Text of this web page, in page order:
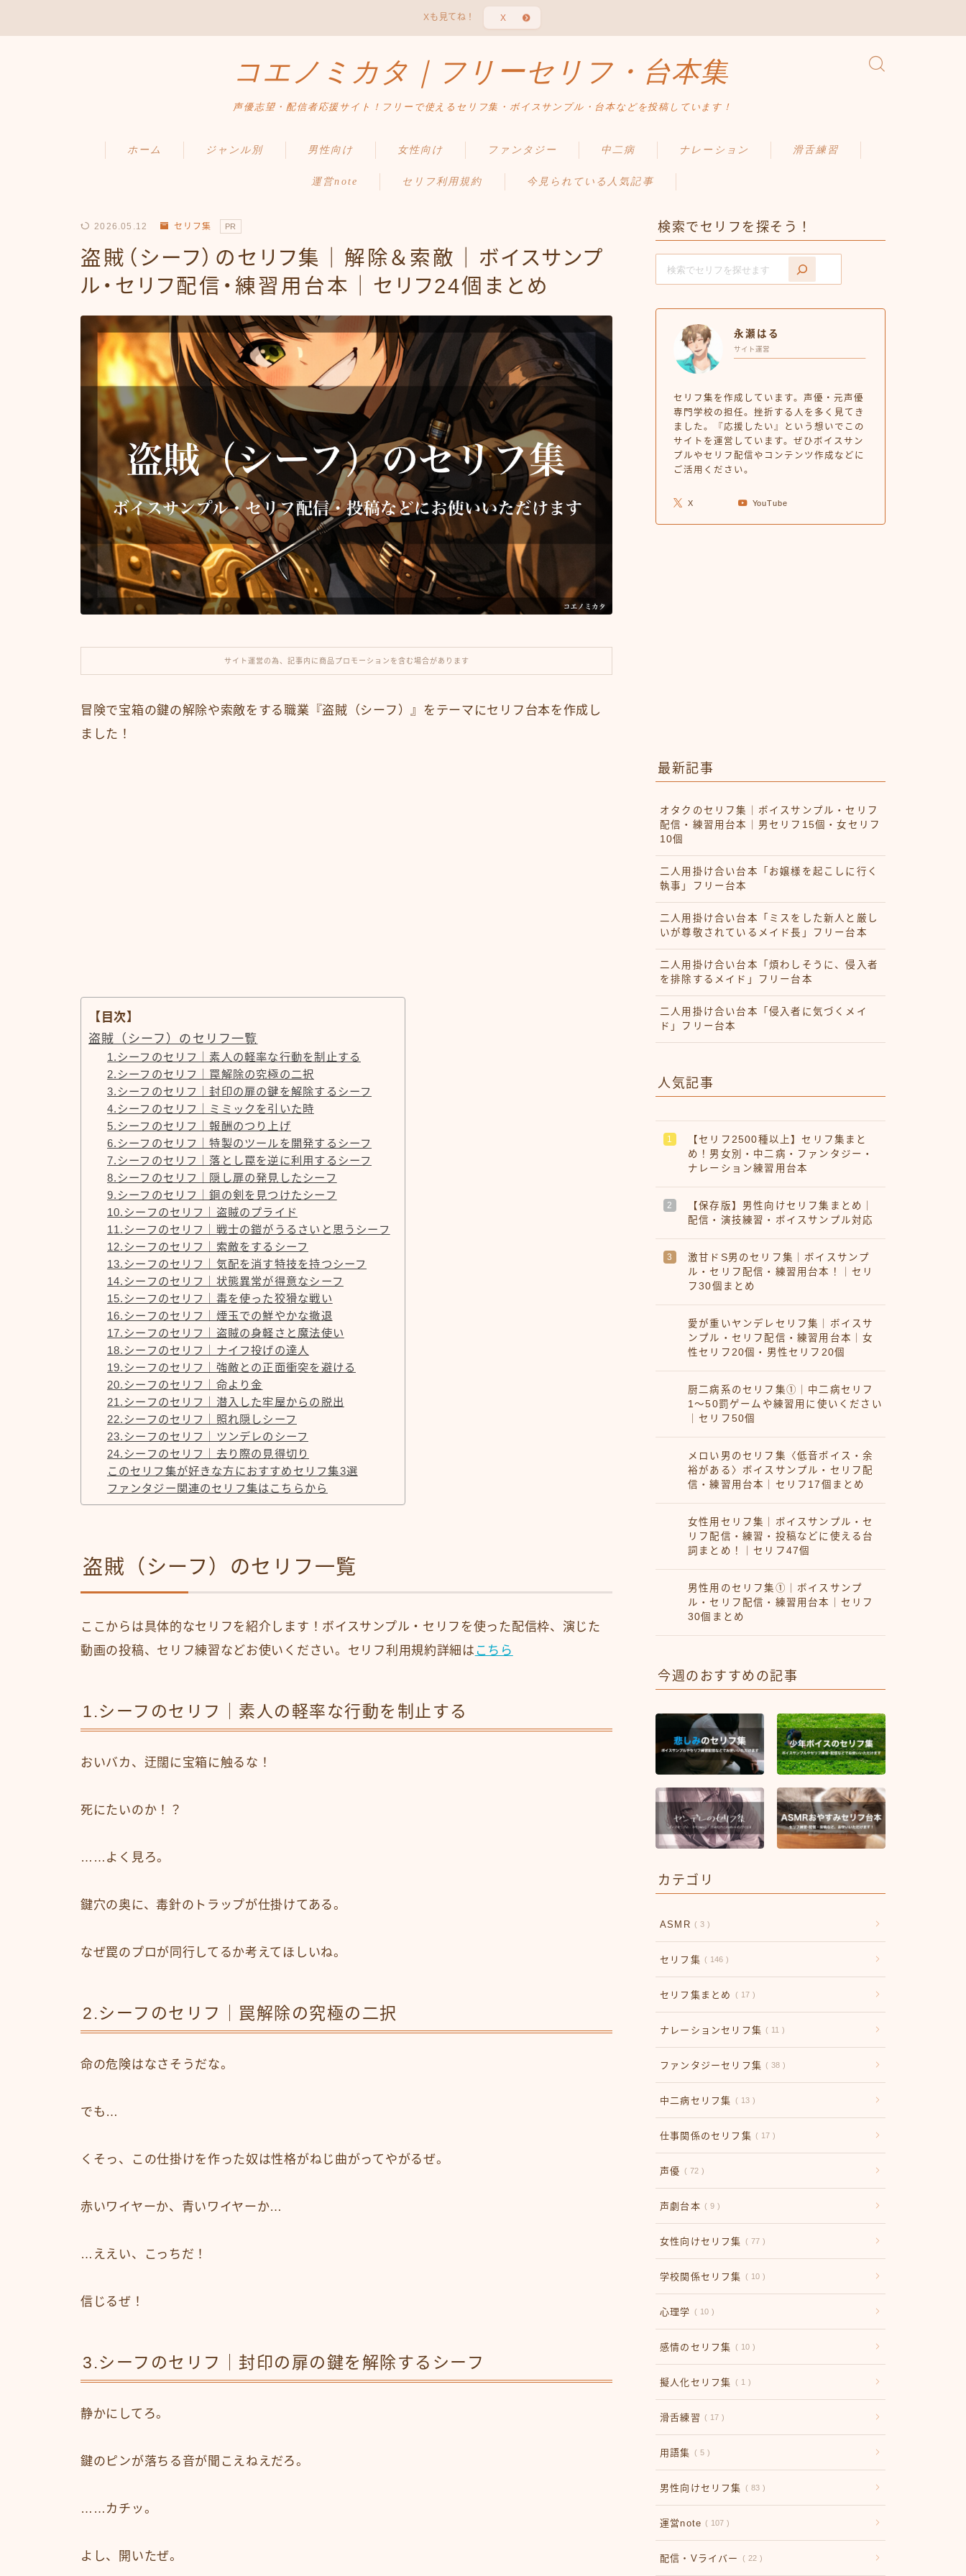
Xも見てね！ X
コエノミカタ｜フリーセリフ・台本集
声優志望・配信者応援サイト！フリーで使えるセリフ集・ボイスサンプル・台本などを投稿しています！
ホーム ジャンル別 男性向け 女性向け ファンタジー 中二病 ナレーション 滑舌練習
運営note セリフ利用規約 今見られている人気記事
2026.05.12 セリフ集 PR
盗賊（シーフ）のセリフ集｜解除＆索敵｜ボイスサンプ
ル・セリフ配信・練習用台本｜セリフ24個まとめ
サイト運営の為、記事内に商品プロモーションを含む場合があります
冒険で宝箱の鍵の解除や索敵をする職業『盗賊（シーフ）』をテーマにセリフ台本を作成し
ました！
【目次】
盗賊（シーフ）のセリフ一覧
1.シーフのセリフ｜素人の軽率な行動を制止する
2.シーフのセリフ｜罠解除の究極の二択
3.シーフのセリフ｜封印の扉の鍵を解除するシーフ
4.シーフのセリフ｜ミミックを引いた時
5.シーフのセリフ｜報酬のつり上げ
6.シーフのセリフ｜特製のツールを開発するシーフ
7.シーフのセリフ｜落とし罠を逆に利用するシーフ
8.シーフのセリフ｜隠し扉の発見したシーフ
9.シーフのセリフ｜銅の剣を見つけたシーフ
10.シーフのセリフ｜盗賊のプライド
11.シーフのセリフ｜戦士の鎧がうるさいと思うシーフ
12.シーフのセリフ｜索敵をするシーフ
13.シーフのセリフ｜気配を消す特技を持つシーフ
14.シーフのセリフ｜状態異常が得意なシーフ
15.シーフのセリフ｜毒を使った狡猾な戦い
16.シーフのセリフ｜煙玉での鮮やかな撤退
17.シーフのセリフ｜盗賊の身軽さと魔法使い
18.シーフのセリフ｜ナイフ投げの達人
19.シーフのセリフ｜強敵との正面衝突を避ける
20.シーフのセリフ｜命より金
21.シーフのセリフ｜潜入した牢屋からの脱出
22.シーフのセリフ｜照れ隠しシーフ
23.シーフのセリフ｜ツンデレのシーフ
24.シーフのセリフ｜去り際の見得切り
このセリフ集が好きな方におすすめセリフ集3選
ファンタジー関連のセリフ集はこちらから
盗賊（シーフ）のセリフ一覧
ここからは具体的なセリフを紹介します！ボイスサンプル・セリフを使った配信枠、演じた
動画の投稿、セリフ練習などお使いください。セリフ利用規約詳細は こちら
1.シーフのセリフ｜素人の軽率な行動を制止する
おいバカ、迂闊に宝箱に触るな！
死にたいのか！？
……よく見ろ。
鍵穴の奥に、毒針のトラップが仕掛けてある。
なぜ罠のプロが同行してるか考えてほしいね。
2.シーフのセリフ｜罠解除の究極の二択
命の危険はなさそうだな。
でも…
くそっ、この仕掛けを作った奴は性格がねじ曲がってやがるぜ。
赤いワイヤーか、青いワイヤーか…
…ええい、こっちだ！
信じるぜ！
3.シーフのセリフ｜封印の扉の鍵を解除するシーフ
静かにしてろ。
鍵のピンが落ちる音が聞こえねえだろ。
……カチッ。
よし、開いたぜ。
検索でセリフを探そう！
永瀬はる
サイト運営
セリフ集を作成しています。声優・元声優
専門学校の担任。挫折する人を多く見てき
ました。『応援したい』という想いでこの
サイトを運営しています。ぜひボイスサン
プルやセリフ配信やコンテンツ作成などに
ご活用ください。
X YouTube
最新記事
オタクのセリフ集｜ボイスサンプル・セリフ
配信・練習用台本｜男セリフ15個・女セリフ
10個
二人用掛け合い台本「お嬢様を起こしに行く
執事」フリー台本
二人用掛け合い台本「ミスをした新人と厳し
いが尊敬されているメイド長」フリー台本
二人用掛け合い台本「煩わしそうに、侵入者
を排除するメイド」フリー台本
二人用掛け合い台本「侵入者に気づくメイ
ド」フリー台本
人気記事
【セリフ2500種以上】セリフ集まと
め！男女別・中二病・ファンタジー・
ナレーション練習用台本
【保存版】男性向けセリフ集まとめ｜
配信・演技練習・ボイスサンプル対応
激甘ドS男のセリフ集｜ボイスサンプ
ル・セリフ配信・練習用台本！｜セリ
フ30個まとめ
愛が重いヤンデレセリフ集｜ボイスサ
ンプル・セリフ配信・練習用台本｜女
性セリフ20個・男性セリフ20個
厨二病系のセリフ集①｜中二病セリフ
1〜50罰ゲームや練習用に使いください
｜セリフ50個
メロい男のセリフ集〈低音ボイス・余
裕がある〉ボイスサンプル・セリフ配
信・練習用台本｜セリフ17個まとめ
女性用セリフ集｜ボイスサンプル・セ
リフ配信・練習・投稿などに使える台
詞まとめ！｜セリフ47個
男性用のセリフ集①｜ボイスサンプ
ル・セリフ配信・練習用台本｜セリフ
30個まとめ
今週のおすすめの記事
カテゴリ
ASMR 3
セリフ集 146
セリフ集まとめ 17
ナレーションセリフ集 11
ファンタジーセリフ集 38
中二病セリフ集 13
仕事関係のセリフ集 17
声優 72
声劇台本 9
女性向けセリフ集 77
学校関係セリフ集 10
心理学 10
感情のセリフ集 10
擬人化セリフ集 1
滑舌練習 17
用語集 5
男性向けセリフ集 83
運営note 107
配信・Vライバー 22